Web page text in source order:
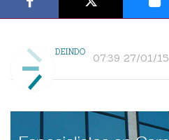
DEINDO 07:39 27/01/15